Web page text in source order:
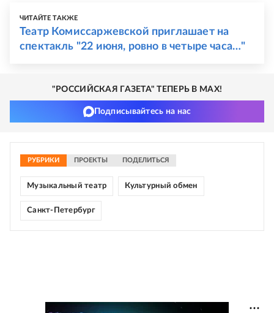
ЧИТАЙТЕ ТАКЖЕ
Театр Комиссаржевской приглашает на
спектакль "22 июня, ровно в четыре часа…"
"РОССИЙСКАЯ ГАЗЕТА" ТЕПЕРЬ В MAX!
Подписывайтесь на нас
РУБРИКИ ПРОЕКТЫ ПОДЕЛИТЬСЯ
Музыкальный театр Культурный обмен
Санкт-Петербург